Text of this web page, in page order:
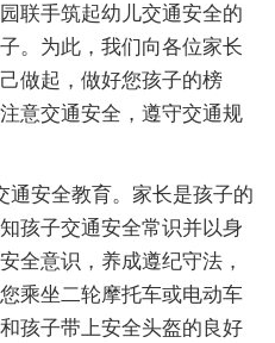
联手筑起幼儿交通安全的
。为此，我们向各位家长
做起，做好您孩子的榜
意交通安全，遵守交通规
通安全教育。家长是孩子的
孩子交通安全常识并以身
全意识，养成遵纪守法，
乘坐二轮摩托车或电动车
孩子带上安全头盔的良好